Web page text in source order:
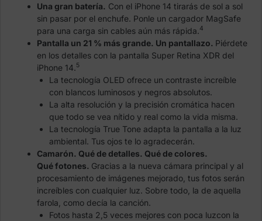
Una gran batería. Con el iPhone 14 tirarás de sol a sol
sin pasar por el enchufe. Ponle un cargador MagSafe
para una carga sin cables aún más rápida.4
Pantalla un 21 % más grande. Un pantallazo. Piérdete
en los detalles con la pantalla Super Retina XDR del
iPhone 14.5
La tecnología OLED ofrece un contraste increíble
con blancos luminosos y negros absolutos.
La alta resolución y la precisión cromática hacen
que todo se vea nítido y real como la vida misma.
La tecnología True Tone adapta la pantalla a la luz
ambiental. Tus ojos te lo agradecerán.
Camarón. Qué de detalles. Qué de colores.
Qué fotones. Gracias a la nueva cámara principal y al
procesamiento de imágenes mejorado, tus fotos serán
increíbles con cualquier luz. Sobre todo, la de aquella
farola, como decía la canción.
Fotos hasta 2,5 veces mejores con poca luzcon la